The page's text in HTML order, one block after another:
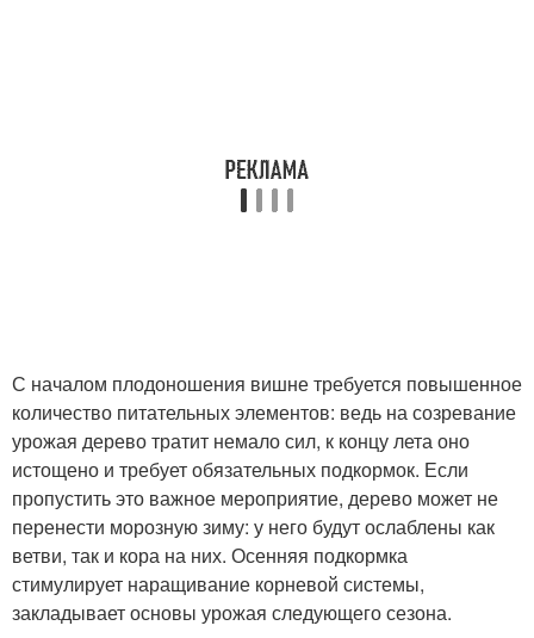
С началом плодоношения вишне требуется повышенное
количество питательных элементов: ведь на созревание
урожая дерево тратит немало сил, к концу лета оно
истощено и требует обязательных подкормок. Если
пропустить это важное мероприятие, дерево может не
перенести морозную зиму: у него будут ослаблены как
ветви, так и кора на них. Осенняя подкормка
стимулирует наращивание корневой системы,
закладывает основы урожая следующего сезона.